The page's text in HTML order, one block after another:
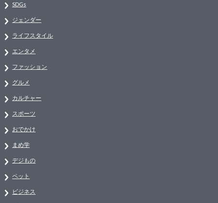
SDGs
ジェンダー
ライフスタイル
エンタメ
ファッション
グルメ
カルチャー
スポーツ
おでかけ
まめ学
デジもの
ペット
ビジネス